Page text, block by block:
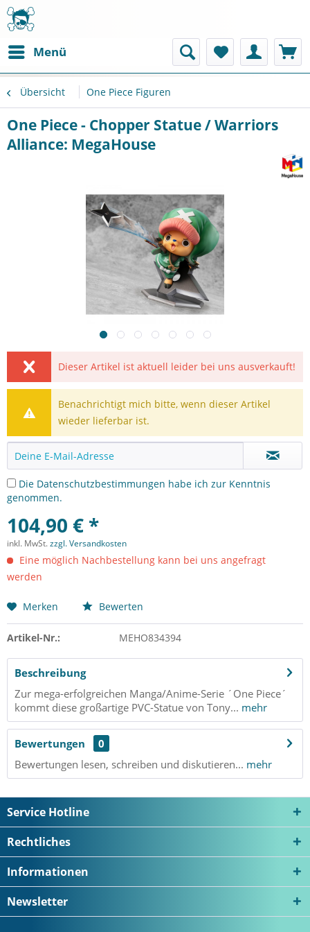
Menü
Übersicht One Piece Figuren
One Piece - Chopper Statue / Warriors
Alliance: MegaHouse
Dieser Artikel ist aktuell leider bei uns ausverkauft!
Benachrichtigt mich bitte, wenn dieser Artikel
wieder lieferbar ist.
Die Datenschutzbestimmungen habe ich zur Kenntnis
genommen.
104,90 € *
inkl. MwSt.zzgl. Versandkosten
Eine möglich Nachbestellung kann bei uns angefragt
werden
Merken Bewerten
Artikel-Nr.: MEHO834394
Beschreibung
Zur mega-erfolgreichen Manga/Anime-Serie ´One Piece´
kommt diese großartige PVC-Statue von Tony... mehr
Bewertungen
0
Bewertungen lesen, schreiben und diskutieren... mehr
Service Hotline
Rechtliches
Informationen
Newsletter